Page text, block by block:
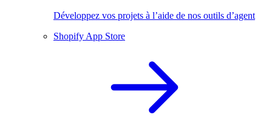
Développez vos projets à l’aide de nos outils d’agent
Shopify App Store